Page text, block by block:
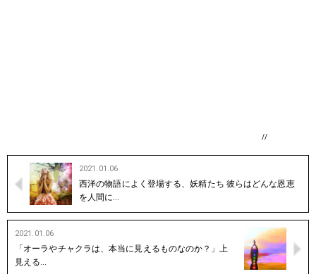
//
2021.01.06
西洋の物語によく登場する、妖精たち 彼らはどんな恩恵
を人間に…
2021.01.06
「オーラやチャクラは、本当に見えるものなのか？」上
見える…